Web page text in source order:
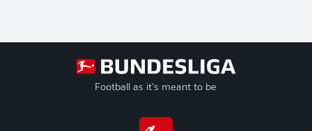
Football as it’s meant to be